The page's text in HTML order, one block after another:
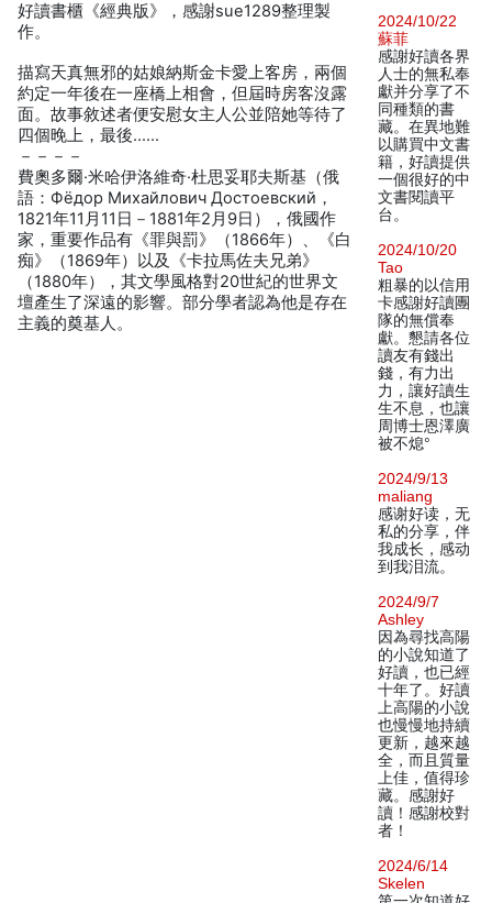
好讀書櫃《經典版》，感謝sue1289整理製
作。
描寫天真無邪的姑娘納斯金卡愛上客房，兩個
約定一年後在一座橋上相會，但屆時房客沒露
面。故事敘述者便安慰女主人公並陪她等待了
四個晚上，最後……
－－－－
費奧多爾·米哈伊洛維奇·杜思妥耶夫斯基（俄
語：Фёдор Михайлович Достоевский，
1821年11月11日－1881年2月9日），俄國作
家，重要作品有《罪與罰》（1866年）、《白
痴》（1869年）以及《卡拉馬佐夫兄弟》
（1880年），其文學風格對20世紀的世界文
壇產生了深遠的影響。部分學者認為他是存在
主義的奠基人。
2024/10/22
蘇菲
感謝好讀各界
人士的無私奉
獻并分享了不
同種類的書
藏。在異地難
以購買中文書
籍，好讀提供
一個很好的中
文書閱讀平
台。
2024/10/20
Tao
粗暴的以信用
卡感謝好讀團
隊的無償奉
獻。懇請各位
讀友有錢出
錢，有力出
力，讓好讀生
生不息，也讓
周博士恩澤廣
被不熄°
2024/9/13
maliang
感谢好读，无
私的分享，伴
我成长，感动
到我泪流。
2024/9/7
Ashley
因為尋找高陽
的小說知道了
好讀，也已經
十年了。好讀
上高陽的小說
也慢慢地持續
更新，越來越
全，而且質量
上佳，值得珍
藏。感謝好
讀！感謝校對
者！
2024/6/14
Skelen